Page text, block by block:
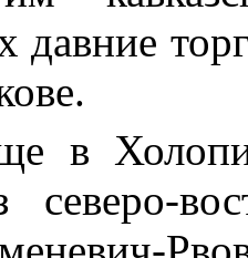
давние
в
северо-